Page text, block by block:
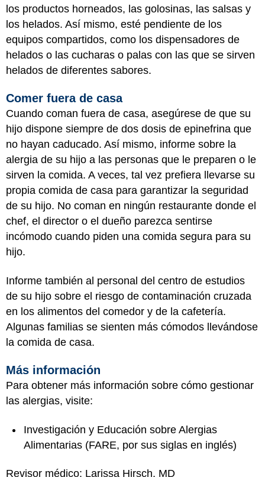
los productos horneados, las golosinas, las salsas y
los helados. Así mismo, esté pendiente de los
equipos compartidos, como los dispensadores de
helados o las cucharas o palas con las que se sirven
helados de diferentes sabores.
Comer fuera de casa
Cuando coman fuera de casa, asegúrese de que su
hijo dispone siempre de dos dosis de epinefrina que
no hayan caducado. Así mismo, informe sobre la
alergia de su hijo a las personas que le preparen o le
sirven la comida. A veces, tal vez prefiera llevarse su
propia comida de casa para garantizar la seguridad
de su hijo. No coman en ningún restaurante donde el
chef, el director o el dueño parezca sentirse
incómodo cuando piden una comida segura para su
hijo.
Informe también al personal del centro de estudios
de su hijo sobre el riesgo de contaminación cruzada
en los alimentos del comedor y de la cafetería.
Algunas familias se sienten más cómodos llevándose
la comida de casa.
Más información
Para obtener más información sobre cómo gestionar
las alergias, visite:
Investigación y Educación sobre Alergias
Alimentarias (FARE, por sus siglas en inglés)
Revisor médico: Larissa Hirsch, MD